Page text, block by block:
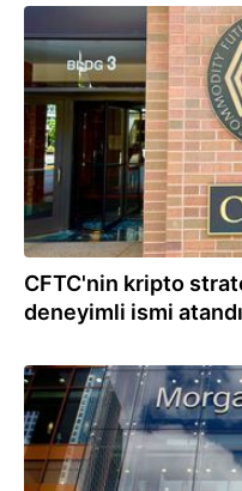
CFTC'nin kripto
deneyimli ismi atandı
03.01.2025